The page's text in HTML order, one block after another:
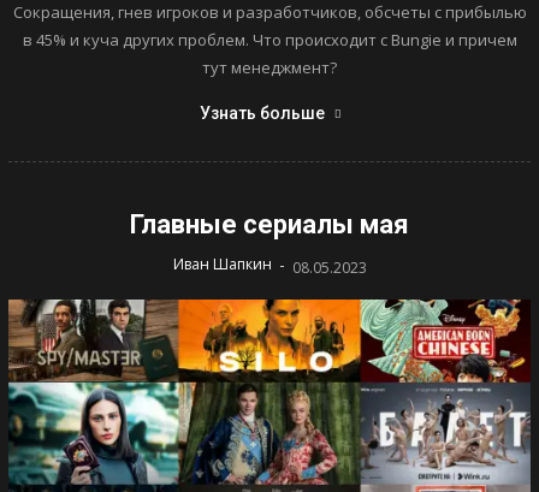
Сокращения, гнев игроков и разработчиков, обсчеты с прибылью
в 45% и куча других проблем. Что происходит с Bungie и причем
тут менеджмент?
Узнать больше
Главные сериалы мая
Иван Шапкин - 08.05.2023